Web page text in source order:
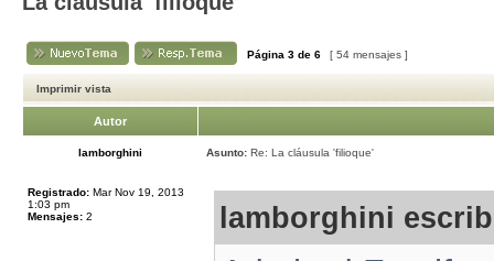
Página 3 de 6 [ 54 mensajes ]
Imprimir vista
Autor
lamborghini Asunto: Re: La cláusula 'filioque'
Registrado: Mar Nov 19, 2013
1:03 pm
Mensajes: 2 lamborghini